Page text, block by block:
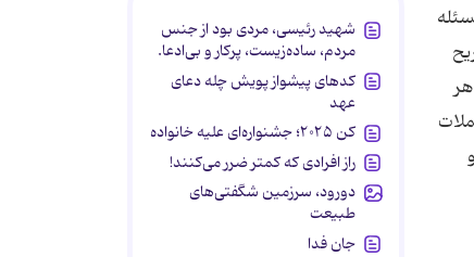
شهید رئیسی، مردی بود از جنس
مردم، ساده‌زیست، پرکار و بی‌ادعا.
کدهای پیشواز پویش چله دعای
عهد
کن ۲۰۲۵؛ جشنواره‌ای علیه خانواده
راز افرادی که کمتر ضرر می‌کنند!
دورود، سرزمین شگفتی‌های
طبیعت
جان فدا